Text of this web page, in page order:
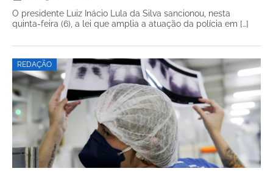
O presidente Luiz Inácio Lula da Silva sancionou, nesta
quinta-feira (6), a lei que amplia a atuação da polícia em […]
REDAÇÃO